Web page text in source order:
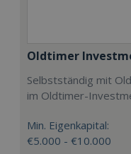
Oldtimer
Selbstständig mit
im Oldtimer-
Min. Eigenkapital:
€5.000 - €10.000